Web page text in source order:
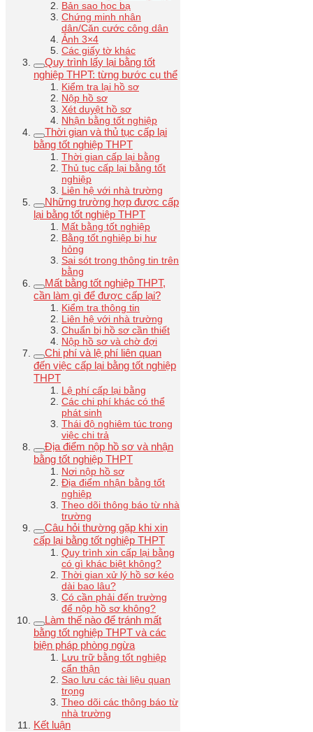
Bản sao học bạ
Chứng minh nhân
dân/Căn cước công dân
Ảnh 3×4
Các giấy tờ khác
Quy trình lấy lại bằng tốt
nghiệp THPT: từng bước cụ thể
Kiểm tra lại hồ sơ
Nộp hồ sơ
Xét duyệt hồ sơ
Nhận bằng tốt nghiệp
Thời gian và thủ tục cấp lại
bằng tốt nghiệp THPT
Thời gian cấp lại bằng
Thủ tục cấp lại bằng tốt
nghiệp
Liên hệ với nhà trường
Những trường hợp được cấp
lại bằng tốt nghiệp THPT
Mất bằng tốt nghiệp
Bằng tốt nghiệp bị hư
hỏng
Sai sót trong thông tin trên
bằng
Mất bằng tốt nghiệp THPT,
cần làm gì để được cấp lại?
Kiểm tra thông tin
Liên hệ với nhà trường
Chuẩn bị hồ sơ cần thiết
Nộp hồ sơ và chờ đợi
Chi phí và lệ phí liên quan
đến việc cấp lại bằng tốt nghiệp
THPT
Lệ phí cấp lại bằng
Các chi phí khác có thể
phát sinh
Thái độ nghiêm túc trong
việc chi trả
Địa điểm nộp hồ sơ và nhận
bằng tốt nghiệp THPT
Nơi nộp hồ sơ
Địa điểm nhận bằng tốt
nghiệp
Theo dõi thông báo từ nhà
trường
Câu hỏi thường gặp khi xin
cấp lại bằng tốt nghiệp THPT
Quy trình xin cấp lại bằng
có gì khác biệt không?
Thời gian xử lý hồ sơ kéo
dài bao lâu?
Có cần phải đến trường
để nộp hồ sơ không?
Làm thế nào để tránh mất
bằng tốt nghiệp THPT và các
biện pháp phòng ngừa
Lưu trữ bằng tốt nghiệp
cẩn thận
Sao lưu các tài liệu quan
trọng
Theo dõi các thông báo từ
nhà trường
Kết luận